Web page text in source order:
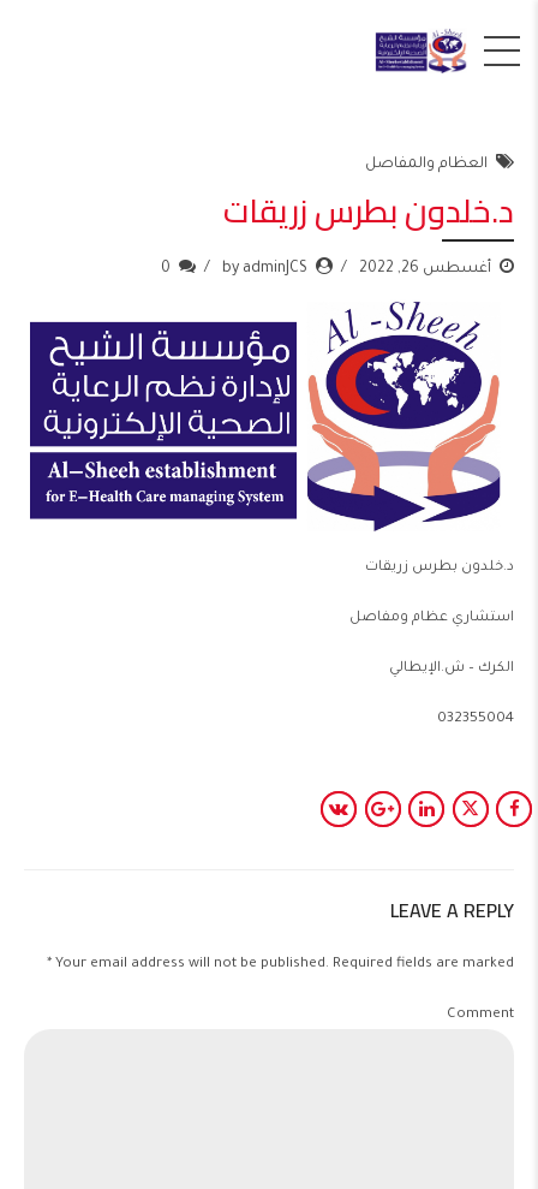
العظام والمفاصل
د.خلدون بطرس زريقات
أغسطس 26, 2022 by adminJCS
0
د.خلدون بطرس زريقات
استشاري عظام ومفاصل
الكرك – ش.الإيطالي
032355004
LEAVE A REPLY
Your email address will not be published. Required fields are marked *
Comment